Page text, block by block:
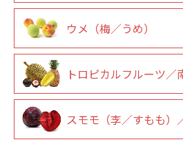
ウメ（梅／うめ）
トロピカルフルーツ／
スモモ（李／すもも）